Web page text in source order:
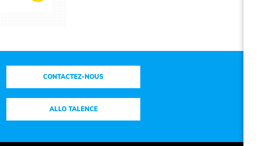
CONTACTEZ-NOUS
ALLO TALENCE